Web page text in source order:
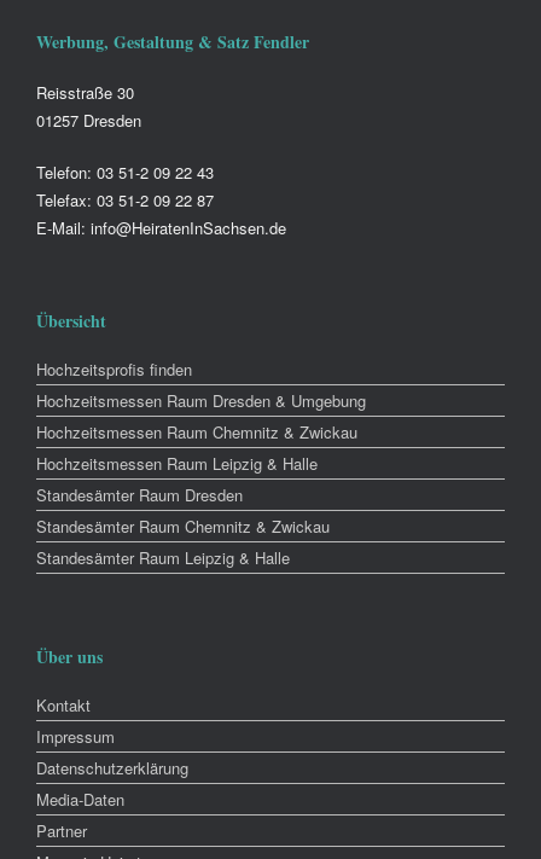
Werbung, Gestaltung & Satz Fendler
Reisstraße 30
01257 Dresden
Telefon: 03 51-2 09 22 43
Telefax: 03 51-2 09 22 87
E-Mail: info@HeiratenInSachsen.de
Übersicht
Hochzeitsprofis finden
Hochzeitsmessen Raum Dresden & Umgebung
Hochzeitsmessen Raum Chemnitz & Zwickau
Hochzeitsmessen Raum Leipzig & Halle
Standesämter Raum Dresden
Standesämter Raum Chemnitz & Zwickau
Standesämter Raum Leipzig & Halle
Über uns
Kontakt
Impressum
Datenschutzerklärung
Media-Daten
Partner